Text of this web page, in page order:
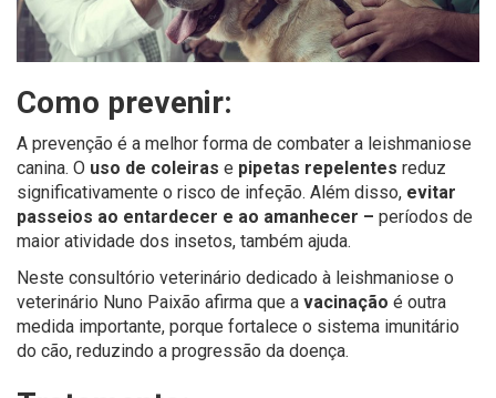
Como prevenir:
A prevenção é a melhor forma de combater a leishmaniose
canina. O uso de coleiras e pipetas repelentes reduz
significativamente o risco de infeção. Além disso, evitar
passeios ao entardecer e ao amanhecer – períodos de
maior atividade dos insetos, também ajuda.
Neste consultório veterinário dedicado à leishmaniose o
veterinário Nuno Paixão afirma que a vacinação é outra
medida importante, porque fortalece o sistema imunitário
do cão, reduzindo a progressão da doença.